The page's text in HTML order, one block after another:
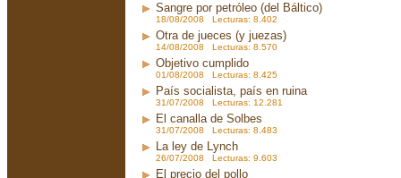
Sangre por petróleo (del Báltico)
18/08/2008 Lecturas: 8.402
Otra de jueces (y juezas)
14/08/2008 Lecturas: 8.570
Objetivo cumplido
01/08/2008 Lecturas: 8.425
País socialista, país en ruina
31/07/2008 Lecturas: 12.281
El canalla de Solbes
31/07/2008 Lecturas: 8.483
La ley de Lynch
26/07/2008 Lecturas: 9.603
El precio del pollo